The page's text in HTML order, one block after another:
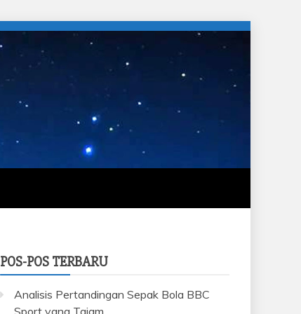
POS-POS TERBARU
Analisis Pertandingan Sepak Bola BBC
Sport yang Tajam